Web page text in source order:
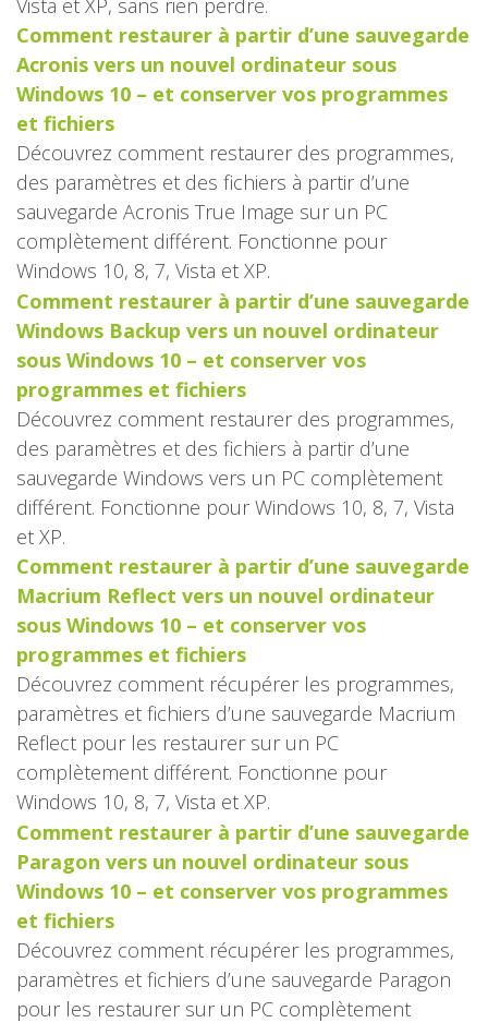
Comment restaurer à partir d’une sauvegarde
Acronis vers un nouvel ordinateur sous
Windows 10 – et conserver vos programmes
et fichiers
Découvrez comment restaurer des programmes,
des paramètres et des fichiers à partir d’une
sauvegarde Acronis True Image sur un PC
complètement différent. Fonctionne pour
Windows 10, 8, 7, Vista et XP.
Comment restaurer à partir d’une sauvegarde
Windows Backup vers un nouvel ordinateur
sous Windows 10 – et conserver vos
programmes et fichiers
Découvrez comment restaurer des programmes,
des paramètres et des fichiers à partir d’une
sauvegarde Windows vers un PC complètement
différent. Fonctionne pour Windows 10, 8, 7, Vista
et XP.
Comment restaurer à partir d’une sauvegarde
Macrium Reflect vers un nouvel ordinateur
sous Windows 10 – et conserver vos
programmes et fichiers
Découvrez comment récupérer les programmes,
paramètres et fichiers d’une sauvegarde Macrium
Reflect pour les restaurer sur un PC
complètement différent. Fonctionne pour
Windows 10, 8, 7, Vista et XP.
Comment restaurer à partir d’une sauvegarde
Paragon vers un nouvel ordinateur sous
Windows 10 – et conserver vos programmes
et fichiers
Découvrez comment récupérer les programmes,
paramètres et fichiers d’une sauvegarde Paragon
pour les restaurer sur un PC complètement